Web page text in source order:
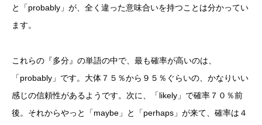
と「probably」が、全く違った意味合いを持つことは分かってい
ます。
これらの『多分』の単語の中で、最も確率が高いのは、
「probably」です。大体７５％から９５％ぐらいの、かなりいい
感じの信頼性があるようです。次に、「likely」で確率７０％前
後。それからやっと「maybe」と「perhaps」が来て、確率は４